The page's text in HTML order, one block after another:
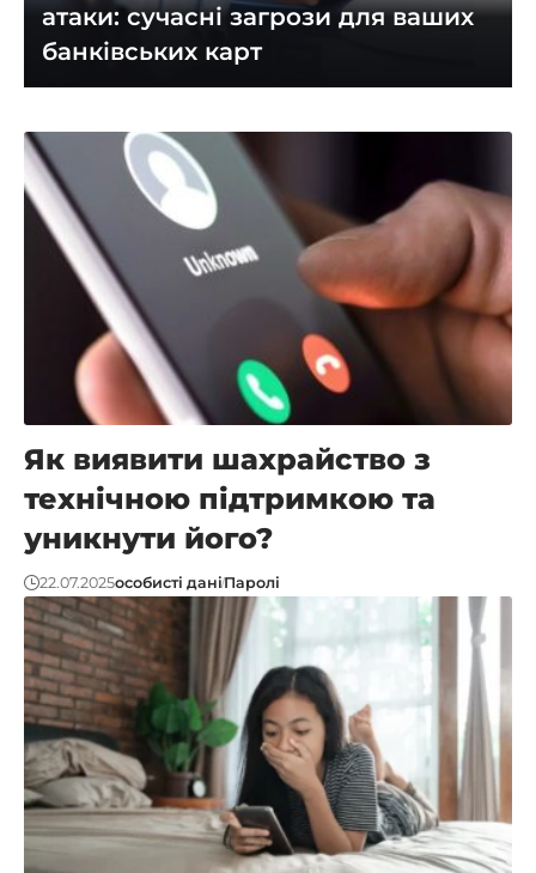
атаки: сучасні загрози для ваших
банківських карт
Як виявити шахрайство з
технічною підтримкою та
уникнути його?
22.07.2025особисті даніПаролі